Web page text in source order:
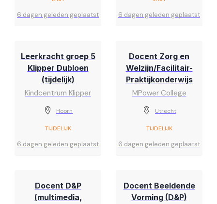
6 dagen geleden geplaatst 6 dagen geleden geplaatst
Leerkracht groep 5
Klipper Dubloen
(tijdelijk)
Kindcentrum Klipper
Hoorn
TIJDELIJK
6 dagen geleden geplaatst
Docent Zorg en
Welzijn/Facilitair-
Praktijkonderwijs
MPower College
Utrecht
TIJDELIJK
6 dagen geleden geplaatst
Docent D&P
(multimedia,
Docent Beeldende
Vorming (D&P)